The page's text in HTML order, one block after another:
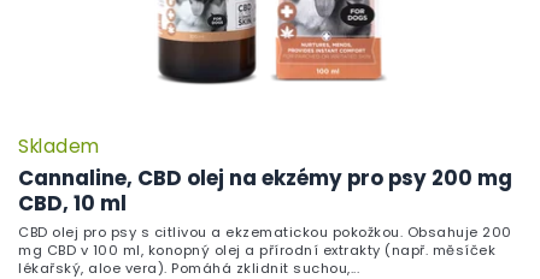
Cannaline, CBD olej na ekzémy pro psy 200 mg
CBD, 10 ml
Skladem
CBD olej pro psy s citlivou a ekzematickou pokožkou. Obsahuje 200
mg CBD v 100 ml, konopný olej a přírodní extrakty (např. měsíček
lékařský, aloe vera). Pomáhá zklidnit suchou,...